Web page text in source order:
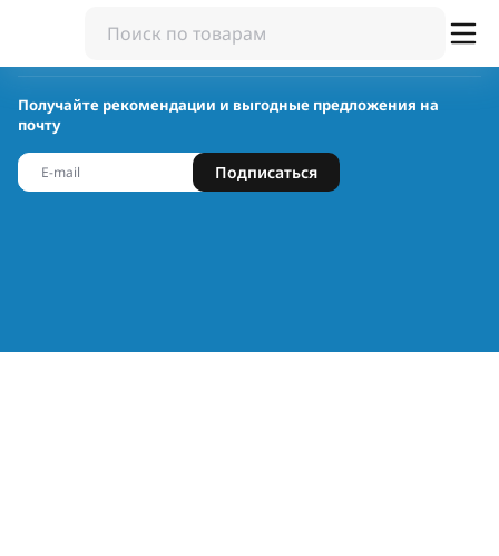
Получайте рекомендации и выгодные предложения на
почту
Подписаться